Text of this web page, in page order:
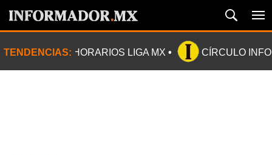
TENDENCIAS: HORARIOS LIGA MX CÍRCULO